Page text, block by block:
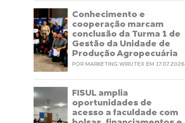
Conhecimento e
cooperação marcam
conclusão da Turma 1 de
Gestão da Unidade de
Produção Agropecuária
POR MARKETING WIRUTEX EM 17.07.2026
FISUL amplia
oportunidades de
acesso a faculdade com